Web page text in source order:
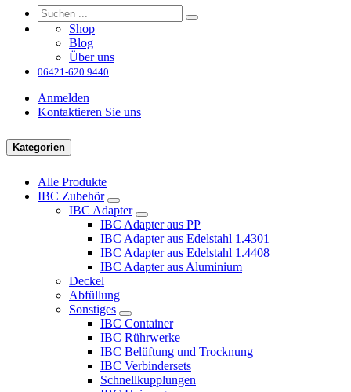
Shop
Blog
Über uns
06421-620 9440
Anmelden
Kontaktieren Sie uns
Kategorien
Alle Produkte
IBC Zubehör
IBC Adapter
IBC Adapter aus PP
IBC Adapter aus Edelstahl 1.4301
IBC Adapter aus Edelstahl 1.4408
IBC Adapter aus Aluminium
Deckel
Abfüllung
Sonstiges
IBC Container
IBC Rührwerke
IBC Belüftung und Trocknung
IBC Verbindersets
Schnellkupplungen